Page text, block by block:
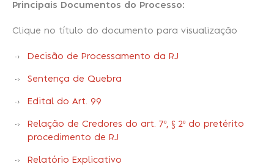
Principais Documentos do Processo:
Clique no título do documento para visualização
Decisão de Processamento da RJ
Sentença de Quebra
Edital do Art. 99
Relação de Credores do art. 7º, § 2º do pretérito
procedimento de RJ
Relatório Explicativo